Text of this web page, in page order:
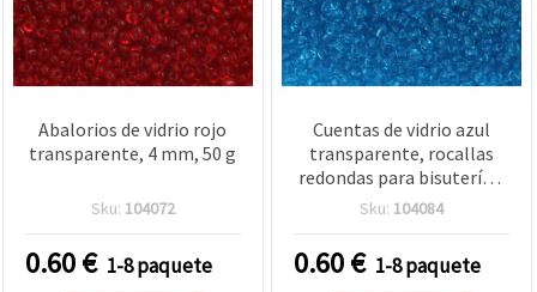
Abalorios de vidrio rojo
transparente, 4 mm, 50 g
Sku: 104072
0.60€ 1-8 paquete
Cuentas de vidrio azul
transparente, rocallas
redondas para bisutería y
manualidades DIY, 4 mm,
Sku: 104084
0.60€ 1-8 paquete